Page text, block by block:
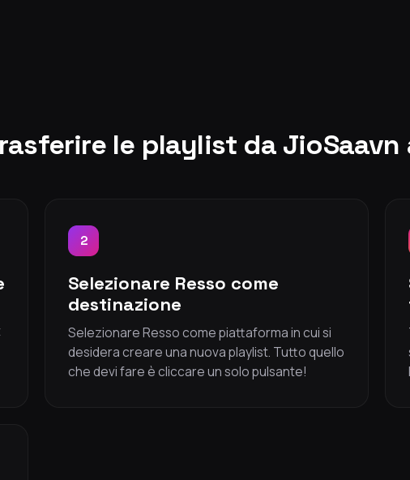
le playlist da JioSaavn
2
Selezionare Resso come
destinazione
Selezionare Resso come piattaforma in cui si
desidera creare una nuova playlist. Tutto quello
che devi fare è cliccare un solo pulsante!